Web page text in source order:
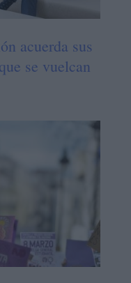
acuerda sus
se vuelcan